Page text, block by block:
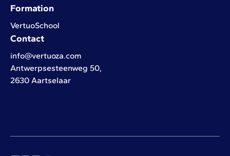
Formation
VertuoSchool
Contact
info@vertuoza.com
Antwerpsesteenweg 50,
2630 Aartselaar